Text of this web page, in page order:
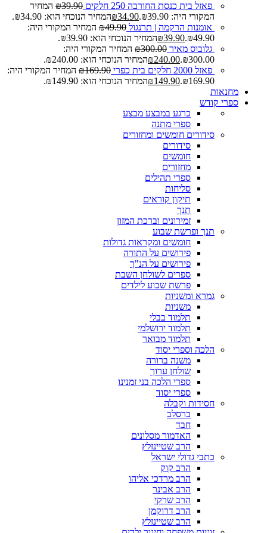
פאזל בית כנסת החורבה 250 חלקים ₪39.90
המחיר
המקורי היה: ₪39.90.
₪34.90
המחיר הנוכחי הוא: ₪34.90.
אומנות הרקמה | תרנגול
₪49.90
המחיר המקורי היה:
₪49.90.
₪39.90
המחיר הנוכחי הוא: ₪39.90.
גלובוס מאיר
₪300.00
המחיר המקורי היה:
₪300.00.
₪240.00
המחיר הנוכחי הוא: ₪240.00.
פאזל 2000 חלקים בית כפרי
₪169.90
המחיר המקורי היה:
₪169.90.
₪149.90
המחיר הנוכחי הוא: ₪149.90.
מחנאות
ספרי קודש
כרגע במבצע מבצע
ספרי מתנה
סידורים חומשים ומחזורים
סידורים
חומשים
מחזורים
ספרי תהילים
סליחות
תיקון קוראים
תנך
זמירונים וברכת המזון
תנך ופרשת שבוע
חומשים ומקראות גדולות
פירושים על התורה
פירושים על הנ"ך
ספרים לשולחן השבת
פרשת שבוע לילדים
גמרא ומשניות
משניות
תלמוד בבלי
תלמוד ירושלמי
תלמוד מבואר
הלכה וספרי יסוד
משנה ברורה
שולחן ערוך
ספרי הלכה בני זמנינו
ספרי יסוד
חסידות וקבלה
ברסלב
חבד
האדמור מסלונים
הרב שטיינזלץ
כתבי גדולי ישראל
הרב קוק
הרב מרדכי אליהו
הרב אבינר
הרב שרקי
הרב דרוקמן
הרב שטיינזלץ